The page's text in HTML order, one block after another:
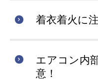
着衣着火に注
エアコン内
意！